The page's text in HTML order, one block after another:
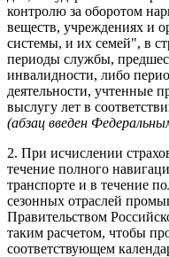
контролю за оборотом
веществ, учреждениях и
системы, и их семей", в
периоды службы,
инвалидности, либо
деятельности, учтенные
выслугу лет в
(абзац введен
2. При исчислении
течение полного
транспорте и в течение
сезонных отраслей
Правительством
таким расчетом, чтобы
соответствующем